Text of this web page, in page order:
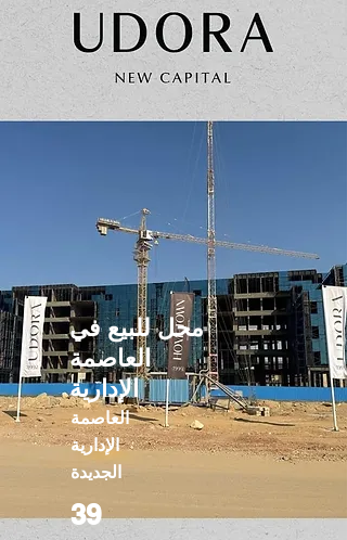
محل للبيع في
العاصمة
الإدارية
العاصمة
الإدارية
الجديدة
39